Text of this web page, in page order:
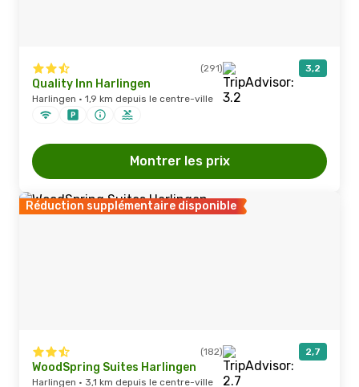
(291) 3,2
Quality Inn Harlingen
Harlingen · 1,9 km depuis le centre-ville
Montrer les prix
Réduction supplémentaire disponible
(182) 2,7
WoodSpring Suites Harlingen
Harlingen · 3,1 km depuis le centre-ville